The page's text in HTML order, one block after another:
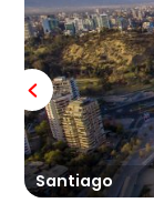
Santiago